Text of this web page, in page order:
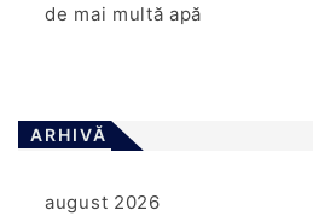
de mai multă apă
ARHIVĂ
august 2026